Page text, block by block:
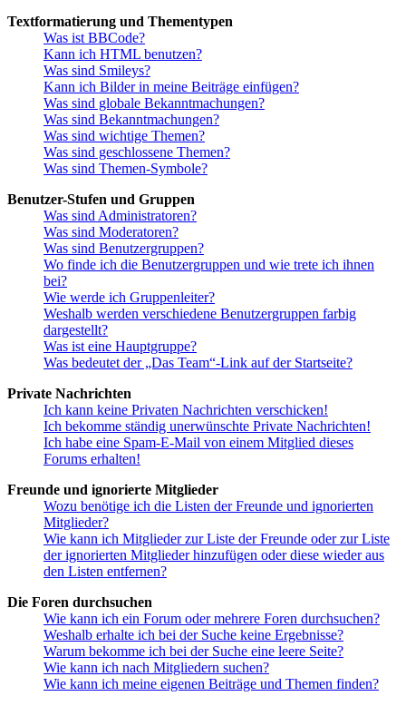
Textformatierung und Thementypen
Was ist BBCode?
Kann ich HTML benutzen?
Was sind Smileys?
Kann ich Bilder in meine Beiträge einfügen?
Was sind globale Bekanntmachungen?
Was sind Bekanntmachungen?
Was sind wichtige Themen?
Was sind geschlossene Themen?
Was sind Themen-Symbole?
Benutzer-Stufen und Gruppen
Was sind Administratoren?
Was sind Moderatoren?
Was sind Benutzergruppen?
Wo finde ich die Benutzergruppen und wie trete ich ihnen
bei?
Wie werde ich Gruppenleiter?
Weshalb werden verschiedene Benutzergruppen farbig
dargestellt?
Was ist eine Hauptgruppe?
Was bedeutet der „Das Team“-Link auf der Startseite?
Private Nachrichten
Ich kann keine Privaten Nachrichten verschicken!
Ich bekomme ständig unerwünschte Private Nachrichten!
Ich habe eine Spam-E-Mail von einem Mitglied dieses
Forums erhalten!
Freunde und ignorierte Mitglieder
Wozu benötige ich die Listen der Freunde und ignorierten
Mitglieder?
Wie kann ich Mitglieder zur Liste der Freunde oder zur Liste
der ignorierten Mitglieder hinzufügen oder diese wieder aus
den Listen entfernen?
Die Foren durchsuchen
Wie kann ich ein Forum oder mehrere Foren durchsuchen?
Weshalb erhalte ich bei der Suche keine Ergebnisse?
Warum bekomme ich bei der Suche eine leere Seite?
Wie kann ich nach Mitgliedern suchen?
Wie kann ich meine eigenen Beiträge und Themen finden?